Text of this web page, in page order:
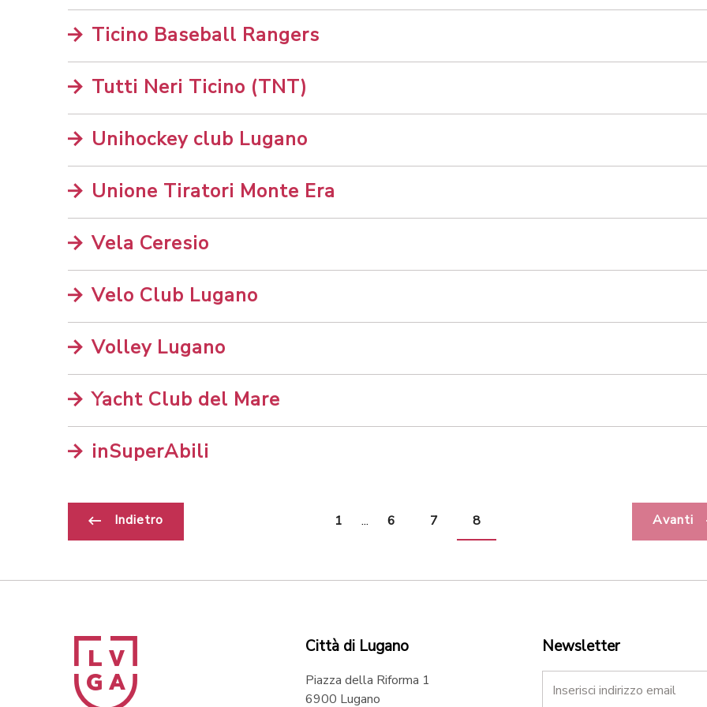
Ticino Baseball Rangers
Tutti Neri Ticino (TNT)
Unihockey club Lugano
Unione Tiratori Monte Era
Vela Ceresio
Velo Club Lugano
Volley Lugano
Yacht Club del Mare
inSuperAbili
Indietro 1 ... 6 7 8 Avanti
Città di Lugano
Piazza della Riforma 1
6900 Lugano
Newsletter